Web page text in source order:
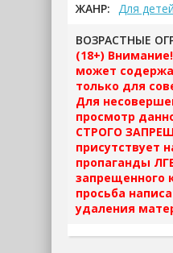
ЖАНР: Для детей
ВОЗРАСТНЫЕ
(18+)
может
только для
Для
просмотр
СТРОГО
присутствует
пропаганды
запрещенного
просьба
удаления